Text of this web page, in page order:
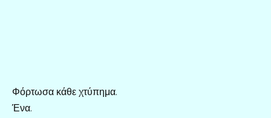
Φόρτωσα κάθε χτύπημα.
Ένα.